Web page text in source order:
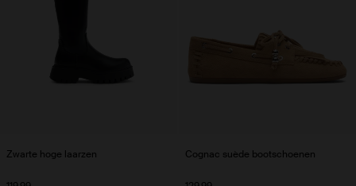
Zwarte hoge laarzen Cognac suède bootschoenen